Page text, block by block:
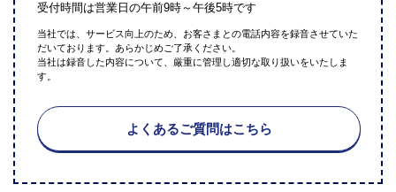
受付時間は営業日の午前9時～午後5時です
当社では、サービス向上のため、お客さまとの電話内容を録音させていた
だいております。あらかじめご了承ください。
当社は録音した内容について、厳重に管理し適切な取り扱いをいたしま
す。
よくあるご質問はこちら